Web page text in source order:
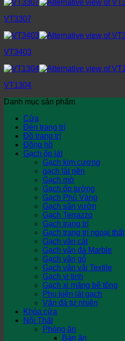
VT3307
VT3403
VT1304
Danh mục sản phẩm
Cửa
Đèn trang trí
Đồ trang trí
Đồng hồ
Gạch ốp lát
Gạch kim cương
gạch lát nền
Gạch mờ
Gạch ốp tường
Gạch Phủ Vàng
Gạch sân vườn
Gạch Terrazzo
Gạch trang trí
Gạch trang trí ngoại thất
Gạch vân cát
Gạch vân đá Marble
Gạch vân gỗ
Gạch vân vải Textile
Gạch vi tinh
Gạch xi măng bê tông
Phụ kiện lát gạch
Vân đá tự nhiên
Khóa cửa
Nội Thất
Phòng ăn
Bàn ăn